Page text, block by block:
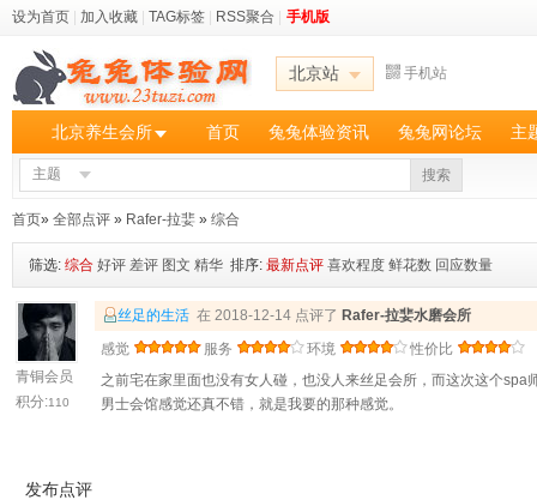
设为首页 加入收藏 TAG标签 RSS聚合 手机版
北京站 手机站
北京养生会所 首页 兔兔体验资讯 兔兔网论坛 主
主题 搜索
首页» 全部点评 » Rafer-拉婓 » 综合
筛选: 综合 好评 差评 图文 精华 排序: 最新点评 喜欢程度 鲜花数 回应数量
青铜会员
积分:110
丝足的生活 在 2018-12-14 点评了 Rafer-拉婓水磨会所
感觉
服务 环境
性价比
之前宅在家里面也没有女人碰，也没人来丝足会所，而这次这个
男士会馆感觉还真不错，就是我要的那种感觉。
发布点评